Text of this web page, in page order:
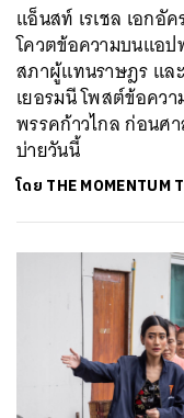
แอ็นสท์ เรเชล เอกอั
โควตข้อความบนแอป
สภาผู้แทนราษฎร แล
เยอรมนี โพสต์ข้อคว
พรรคก้าวไกล ก่อนศ
บ่ายวันนี้
โดย THE MOMENTUM